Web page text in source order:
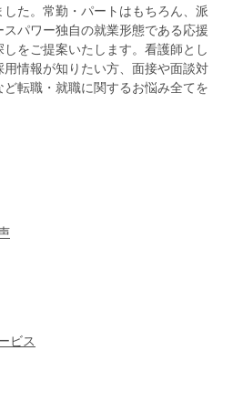
た。常勤・パートはもちろん、派
パワー独自の就業形態である応援
をご提案いたします。看護師とし
情報が知りたい方、面接や面談対
転職・就職に関するお悩み全てを
ビス